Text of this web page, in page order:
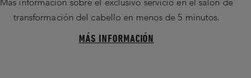
transformación del cabello en menos de 5 minutos.
MÁS INFORMACIÓN